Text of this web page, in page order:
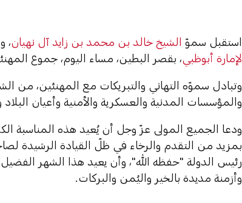
استقبل سموّ الشيخ خالد بن محمد بن زايد آل نهيان،
لإمارة أبوظبي، بقصر البطين، مساء اليوم، جموع
وتبادل سموّه التهاني والتبريكات مع المهنئين، من
والمؤسسات المدنية والعسكرية والأمنية وأعيان
ودعا الجميع المولى عزّ وجل أن يُعيد هذه المناسبة
بمزيد من التقدم والرخاء في ظلّ القيادة الرشيدة
رئيس الدولة "حفظه الله"، وأن يعيد هذا الشهر الفضيل
وأزمنة مديدة بالخير واليُمن والبركات.